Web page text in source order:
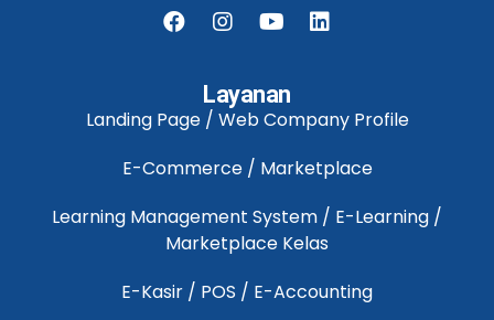
Layanan
Landing Page / Web Company Profile
E-Commerce / Marketplace
Learning Management System / E-Learning /
Marketplace Kelas
E-Kasir / POS / E-Accounting